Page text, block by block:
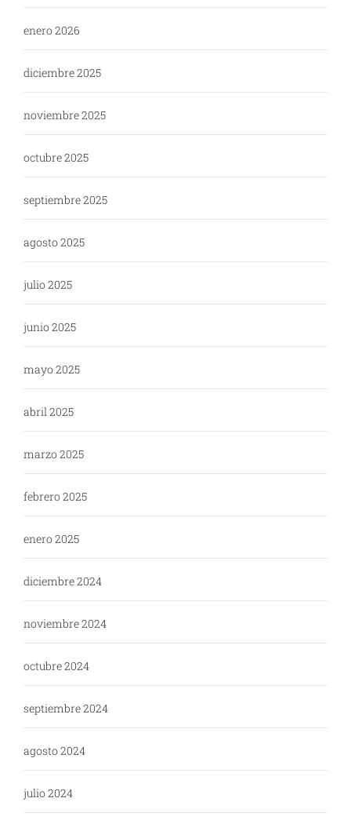
enero 2026
diciembre 2025
noviembre 2025
octubre 2025
septiembre 2025
agosto 2025
julio 2025
junio 2025
mayo 2025
abril 2025
marzo 2025
febrero 2025
enero 2025
diciembre 2024
noviembre 2024
octubre 2024
septiembre 2024
agosto 2024
julio 2024